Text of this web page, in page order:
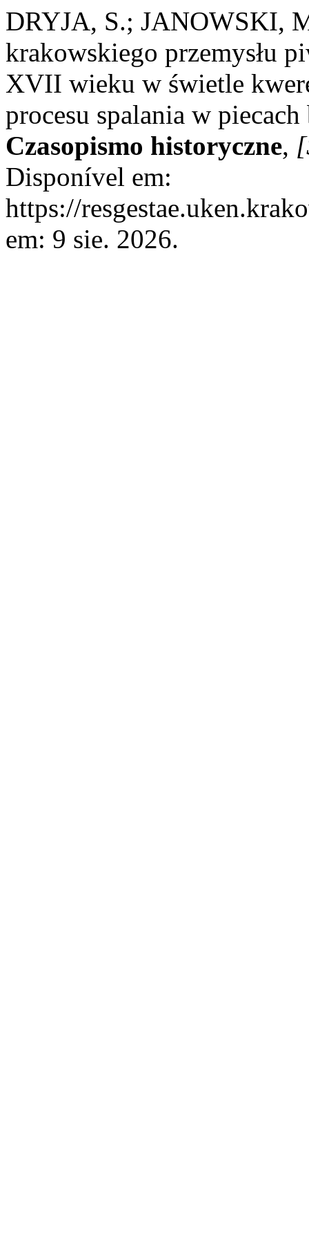
DRYJA, S.; JANOWSKI,
krakowskiego przemysłu
XVII wieku w świetle
procesu spalania w
Czasopismo historyczne,
Disponível em:
https://
em: 9 sie. 2026.